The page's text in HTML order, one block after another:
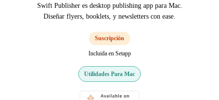
Swift Publisher es desktop publishing app para Mac.
Diseñar flyers, booklets, y newsletters con ease.
Suscripción
Incluida en Setapp
Utilidades Para Mac